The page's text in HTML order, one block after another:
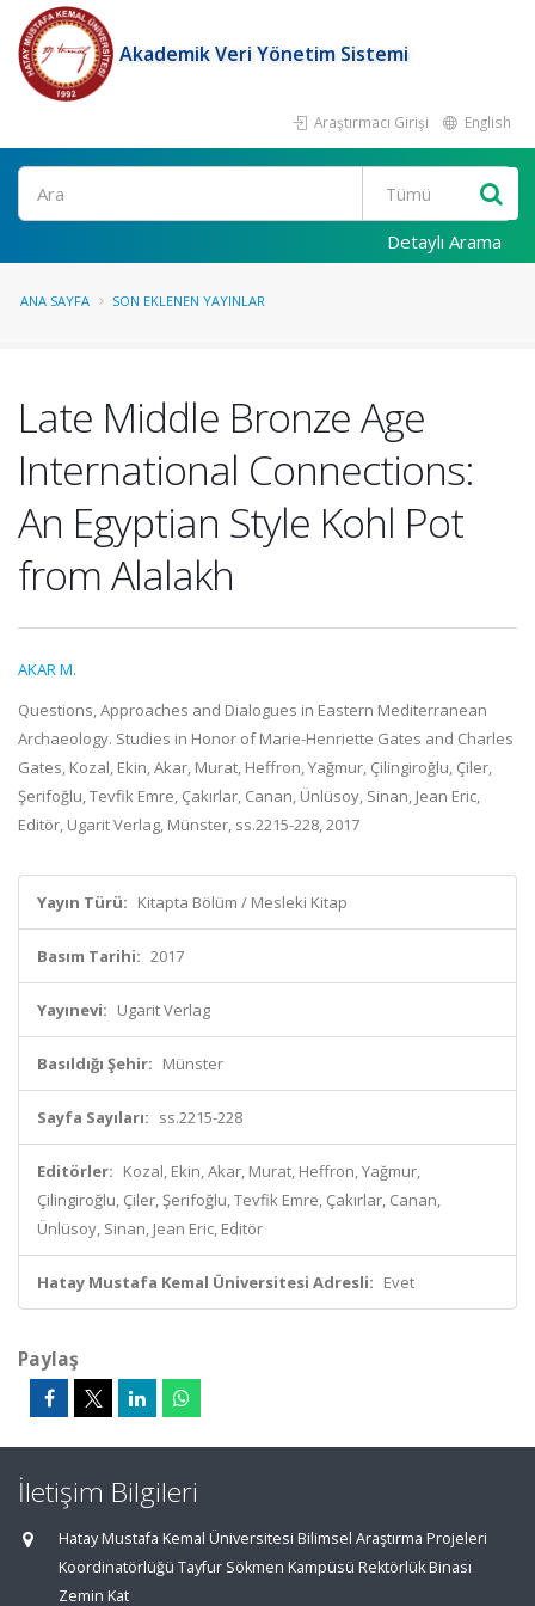
Akademik Veri Yönetim Sistemi
Araştırmacı Girişi English
Ara
Detaylı Arama
ANA SAYFA SON EKLENEN YAYINLAR
Late Middle Bronze Age
International Connections:
An Egyptian Style Kohl Pot
from Alalakh
AKAR M.
Questions, Approaches and Dialogues in Eastern Mediterranean
Archaeology. Studies in Honor of Marie-Henriette Gates and Charles
Gates, Kozal, Ekin, Akar, Murat, Heffron, Yağmur, Çilingiroğlu, Çiler,
Şerifoğlu, Tevfik Emre, Çakırlar, Canan, Ünlüsoy, Sinan, Jean Eric,
Editör, Ugarit Verlag, Münster, ss.2215-228, 2017
Yayın Türü: Kitapta Bölüm / Mesleki Kitap
Basım Tarihi: 2017
Yayınevi: Ugarit Verlag
Basıldığı Şehir: Münster
Sayfa Sayıları: ss.2215-228
Editörler: Kozal, Ekin, Akar, Murat, Heffron, Yağmur,
Çilingiroğlu, Çiler, Şerifoğlu, Tevfik Emre, Çakırlar, Canan,
Ünlüsoy, Sinan, Jean Eric, Editör
Hatay Mustafa Kemal Üniversitesi Adresli: Evet
Paylaş
İletişim Bilgileri
Hatay Mustafa Kemal Üniversitesi Bilimsel Araştırma Projeleri
Koordinatörlüğü Tayfur Sökmen Kampüsü Rektörlük Binası
Zemin Kat